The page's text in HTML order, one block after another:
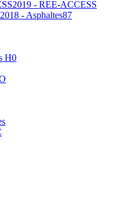
2019 - REE-ACCESS
2018 - Asphaltes87
H0